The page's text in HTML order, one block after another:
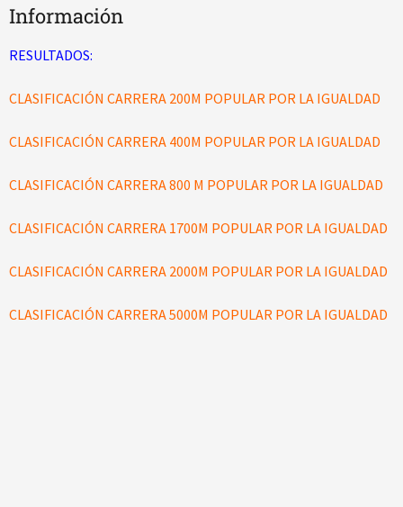
Información
RESULTADOS:
CLASIFICACIÓN CARRERA 200M POPULAR POR LA IGUALDAD
CLASIFICACIÓN CARRERA 400M POPULAR POR LA IGUALDAD
CLASIFICACIÓN CARRERA 800 M POPULAR POR LA IGUALDAD
CLASIFICACIÓN CARRERA 1700M POPULAR POR LA IGUALDAD
CLASIFICACIÓN CARRERA 2000M POPULAR POR LA IGUALDAD
CLASIFICACIÓN CARRERA 5000M POPULAR POR LA IGUALDAD